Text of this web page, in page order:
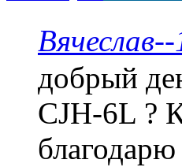
Вячеслав--
добрый
CJH-6L ?
благодарю